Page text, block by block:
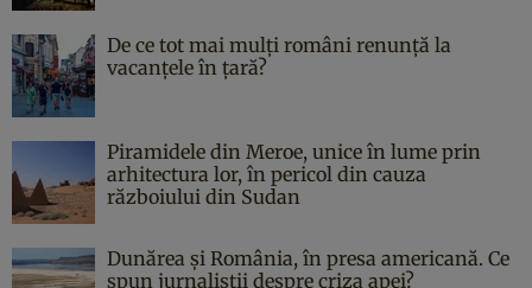
De ce tot mai mulți români renunță la
vacanțele în țară?
Piramidele din Meroe, unice în lume prin
arhitectura lor, în pericol din cauza
războiului din Sudan
Dunărea și România, în presa americană. Ce
spun jurnaliștii despre criza apei?